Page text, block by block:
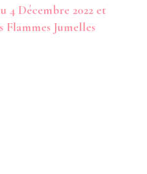
4 Décembre 2022 et
Jumelles